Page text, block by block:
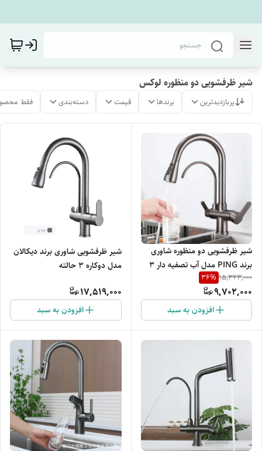
شیر ظرفشویی دو منظوره لوکس
پربازدیدترین برندها قیمت دسته‌بندی فقط
شیر ظرفشویی دو منظوره شاوری
برند PING مدل آب تصفیه دار ۳
حالته
15,323,000
36%
9,702,000
افزودن به سبد
شیر ظرفشویی شاوری برند دیکالان
مدل دوکاره ۳ حالته
17,519,000
افزودن به سبد